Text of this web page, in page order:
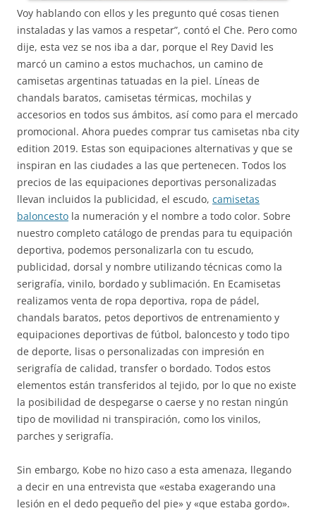
Voy hablando con ellos y les pregunto qué cosas tienen
instaladas y las vamos a respetar”, contó el Che. Pero como
dije, esta vez se nos iba a dar, porque el Rey David les
marcó un camino a estos muchachos, un camino de
camisetas argentinas tatuadas en la piel. Líneas de
chandals baratos, camisetas térmicas, mochilas y
accesorios en todos sus ámbitos, así como para el mercado
promocional. Ahora puedes comprar tus camisetas nba city
edition 2019. Estas son equipaciones alternativas y que se
inspiran en las ciudades a las que pertenecen. Todos los
precios de las equipaciones deportivas personalizadas
llevan incluidos la publicidad, el escudo, camisetas
baloncesto la numeración y el nombre a todo color. Sobre
nuestro completo catálogo de prendas para tu equipación
deportiva, podemos personalizarla con tu escudo,
publicidad, dorsal y nombre utilizando técnicas como la
serigrafía, vinilo, bordado y sublimación. En Ecamisetas
realizamos venta de ropa deportiva, ropa de pádel,
chandals baratos, petos deportivos de entrenamiento y
equipaciones deportivas de fútbol, baloncesto y todo tipo
de deporte, lisas o personalizadas con impresión en
serigrafía de calidad, transfer o bordado. Todos estos
elementos están transferidos al tejido, por lo que no existe
la posibilidad de despegarse o caerse y no restan ningún
tipo de movilidad ni transpiración, como los vinilos,
parches y serigrafía.
Sin embargo, Kobe no hizo caso a esta amenaza, llegando
a decir en una entrevista que «estaba exagerando una
lesión en el dedo pequeño del pie» y «que estaba gordo».